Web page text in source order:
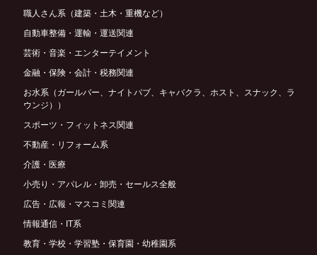
職人さん系（建築・土木・重機など）
自動車整備・運輸・運送関連
芸術・音楽・エンターテイメント
金融・保険・会計・税務関連
お水系（ガールバー、ナイトパブ、キャバクラ、ホスト、スナック、ラ
ウンジ））
スポーツ・フィットネス関連
不動産・リフォーム系
介護・医療
小売り・アパレル・卸売・セールス全般
広告・広報・マスコミ関連
情報通信・IT系
教育・学校・学習塾・保育園・幼稚園系